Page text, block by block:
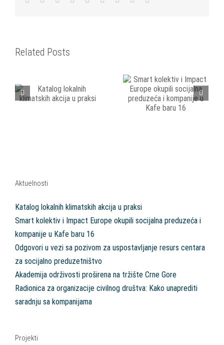
Related Posts
klimatskih akcija u
praksi
preduzeća i
kompanije u Kafe
baru 16
Aktuelnosti
Katalog lokalnih klimatskih akcija u praksi
Smart kolektiv i Impact Europe okupili socijalna preduzeća i
kompanije u Kafe baru 16
Odgovori u vezi sa pozivom za uspostavljanje resurs centara
za socijalno preduzetništvo
Akademija održivosti proširena na tržište Crne Gore
Radionica za organizacije civilnog društva: Kako unaprediti
saradnju sa kompanijama
Projekti